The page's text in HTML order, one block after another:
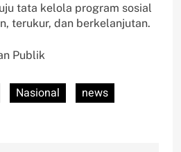
tata kelola program sosial
terukur, dan berkelanjutan.
Publik
Nasional
news